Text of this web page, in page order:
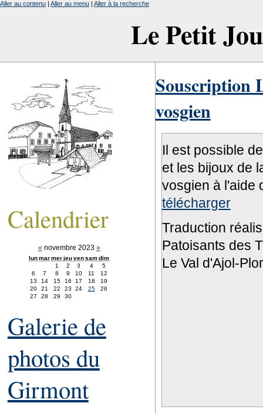
Le Petit
Aller au contenu | Aller au menu | Aller à la recherche
Souscription
vosgien
Il est possible
et les bijoux de
vosgien à l'aide
télécharger
Traduction
Patoisants des
Le Val d'Ajol-
Calendrier
« novembre 2023 »
lunmarmerjeuvensamdim
1
2 3 4
5
6
7 8 9 10 11
12
13
14 15 16 17 18
19
20
21 22 23 24 25
26
27
28 29 30
Galerie de
photos du
Girmont